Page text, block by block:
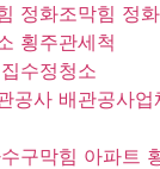
정화조막힘 정
횡주관세척
수정청소
공사 배관공사업
구막힘 아파트